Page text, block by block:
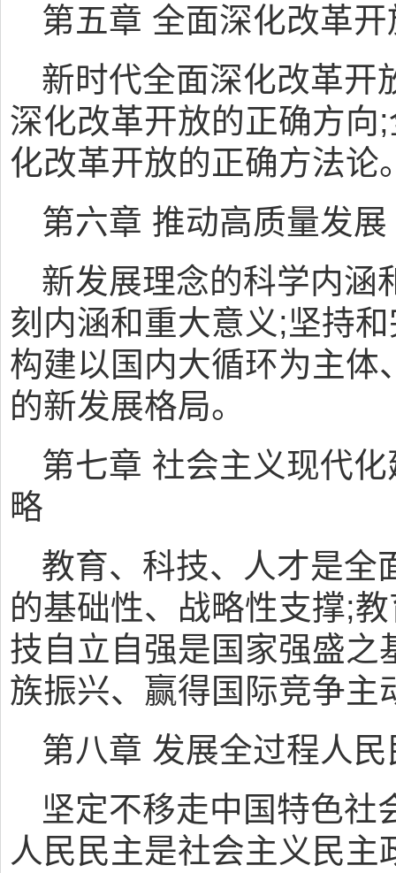
第五章 全面深化改革开
新时代全面深化改革开
深化改革开放的正确方向
化改革开放的正确方法论
第六章 推动高质量发展
新发展理念的科学内涵
刻内涵和重大意义;坚持
构建以国内大循环为主体
的新发展格局。
第七章 社会主义现代
略
教育、科技、人才是全
的基础性、战略性支撑;
技自立自强是国家强盛之
族振兴、赢得国际竞争主
第八章 发展全过程人民
坚定不移走中国特色社
人民民主是社会主义民